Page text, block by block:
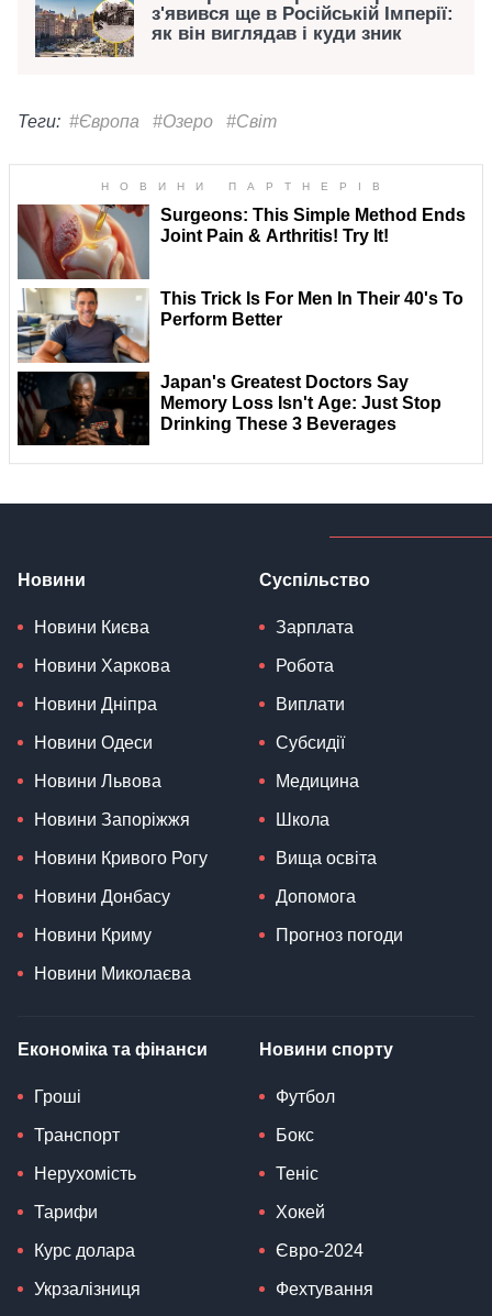
з'явився ще в Російській Імперії:
як він виглядав і куди зник
Теги: #Європа #Озеро #Світ
Новини
Новини Києва
Новини Харкова
Новини Дніпра
Новини Одеси
Новини Львова
Новини Запоріжжя
Новини Кривого Рогу
Новини Донбасу
Новини Криму
Новини Миколаєва
Суспільство
Зарплата
Робота
Виплати
Субсидії
Медицина
Школа
Вища освіта
Допомога
Прогноз погоди
Економіка та фінанси
Гроші
Транспорт
Нерухомість
Тарифи
Курс долара
Укрзалізниця
Новини спорту
Футбол
Бокс
Теніс
Хокей
Євро-2024
Фехтування